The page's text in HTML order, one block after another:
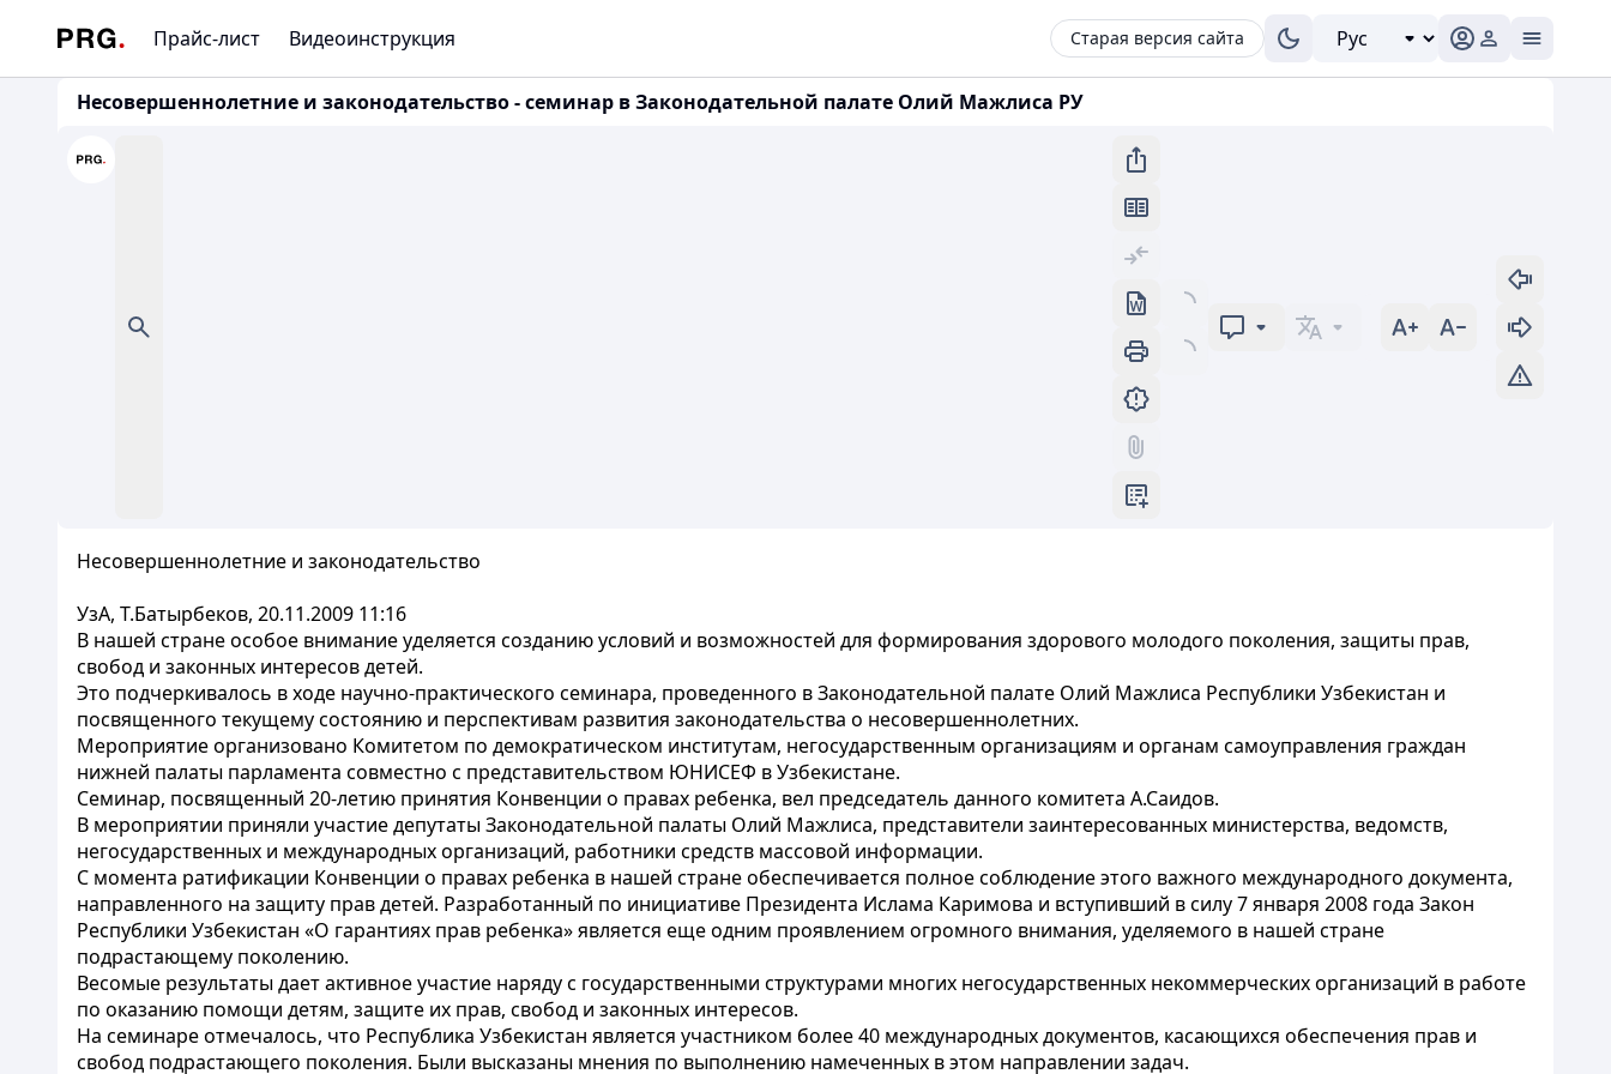
Прайс-лист Видеоинструкция Старая версия сайта
Несовершеннолетние и законодательство - семинар в Законодательной палате Олий Мажлиса РУ
Несовершеннолетние и законодательство
УзА, Т.Батырбеков, 20.11.2009 11:16
В нашей стране особое внимание уделяется созданию условий и возможностей для формирования здорового молодого поколения, защиты прав,
свобод и законных интересов детей.
Это подчеркивалось в ходе научно-практического семинара, проведенного в Законодательной палате Олий Мажлиса Республики Узбекистан и
посвященного текущему состоянию и перспективам развития законодательства о несовершеннолетних.
Мероприятие организовано Комитетом по демократическом институтам, негосударственным организациям и органам самоуправления граждан
нижней палаты парламента совместно с представительством ЮНИСЕФ в Узбекистане.
Семинар, посвященный 20-летию принятия Конвенции о правах ребенка, вел председатель данного комитета А.Саидов.
В мероприятии приняли участие депутаты Законодательной палаты Олий Мажлиса, представители заинтересованных министерства, ведомств,
негосударственных и международных организаций, работники средств массовой информации.
С момента ратификации Конвенции о правах ребенка в нашей стране обеспечивается полное соблюдение этого важного международного документа,
направленного на защиту прав детей. Разработанный по инициативе Президента Ислама Каримова и вступивший в силу 7 января 2008 года Закон
Республики Узбекистан «О гарантиях прав ребенка» является еще одним проявлением огромного внимания, уделяемого в нашей стране
подрастающему поколению.
Весомые результаты дает активное участие наряду с государственными структурами многих негосударственных некоммерческих организаций в работе
по оказанию помощи детям, защите их прав, свобод и законных интересов.
На семинаре отмечалось, что Республика Узбекистан является участником более 40 международных документов, касающихся обеспечения прав и
свобод подрастающего поколения. Были высказаны мнения по выполнению намеченных в этом направлении задач.